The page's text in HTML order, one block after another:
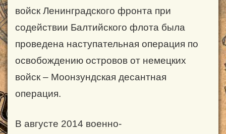
войск Ленинградского фронта при
содействии Балтийского флота была
проведена наступательная операция по
освобождению островов от немецких
войск – Моонзундская десантная
операция.
В августе 2014 военно-